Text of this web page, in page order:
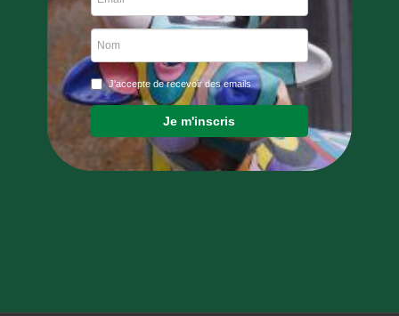
J'accepte de recevoir des emails
Je m'inscris